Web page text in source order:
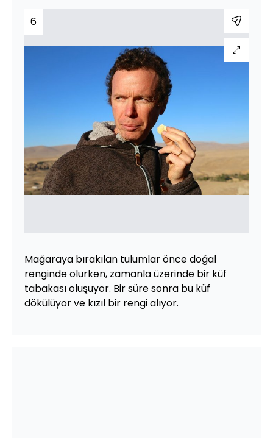
6
Mağaraya bırakılan tulumlar önce doğal
renginde olurken, zamanla üzerinde bir küf
tabakası oluşuyor. Bir süre sonra bu küf
dökülüyor ve kızıl bir rengi alıyor.